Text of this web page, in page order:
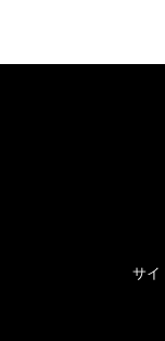
サイ